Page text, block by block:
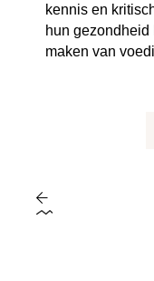
kennis en
hun
maken van